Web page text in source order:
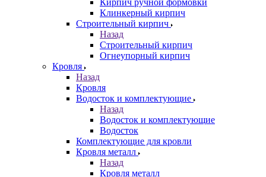
Кирпич ручной формовки
Клинкерный кирпич
Строительный кирпич
Назад
Строительный кирпич
Огнеупорный кирпич
Кровля
Назад
Кровля
Водосток и комплектующие
Назад
Водосток и комплектующие
Водосток
Комплектующие для кровли
Кровля металл
Назад
Кровля металл